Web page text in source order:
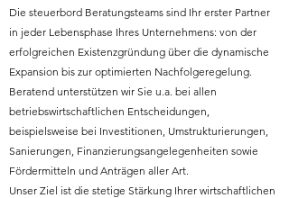
Die steuerbord Beratungsteams sind Ihr erster Partner
in jeder Lebensphase Ihres Unternehmens: von der
erfolgreichen Existenzgründung über die dynamische
Expansion bis zur optimierten Nachfolgeregelung.
Beratend unterstützen wir Sie u.a. bei allen
betriebswirtschaftlichen Entscheidungen,
beispielsweise bei Investitionen, Umstrukturierungen,
Sanierungen, Finanzierungsangelegenheiten sowie
Fördermitteln und Anträgen aller Art.
Unser Ziel ist die stetige Stärkung Ihrer wirtschaftlichen